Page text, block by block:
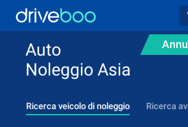
Auto
Noleggio Asia
Ricerca veicolo di noleggio Ricerca